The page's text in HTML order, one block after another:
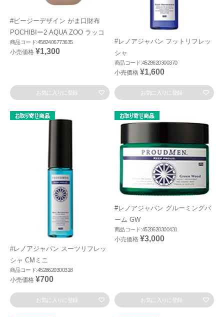
#ピージーデザイン がま口財布
POCHIBIー2 AQUA ZOO ラッコ
商品コード:4582406773635
小売価格 ¥1,300
お気に入りに登録
#レノアジャパン フットリフレッ
シャ
商品コード:4528620300370
小売価格 ¥1,600
お気に入りに登録
#レノアジャパン スーツリフレッ
シャ CMミニ
商品コード:4528620300318
小売価格 ¥700
お気に入りに登録
#レノアジャパン グルーミングバ
ーム GW
商品コード:4528620300431
小売価格 ¥3,000
お気に入りに登録